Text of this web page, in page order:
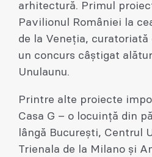
arhitectură. Primul
Pavilionul României la
de la Veneția, curatoriată
un concurs câștigat
Unulaunu.
Printre alte proiecte
Casa G – o locuință din
lângă București, Centrul
Trienala de la Milano și